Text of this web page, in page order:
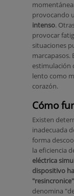
provocando
intenso.
provocar
situaciones
marcapasos.
estimulación
lento como
corazón.
Cómo
Existen
inadecuada
forma
la eficiencia
eléctrica
dispositivo
denomina